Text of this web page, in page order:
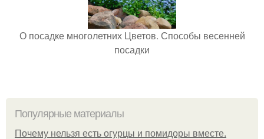
О посадке многолетних Цветов. Способы весенней
посадки
Популярные материалы
Почему нельзя есть огурцы и помидоры вместе.